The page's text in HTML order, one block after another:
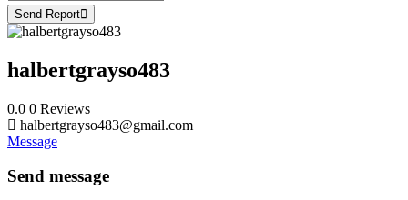
Send Report
halbertgrayso483
0.0 0 Reviews
halbertgrayso483@gmail.com
Message
Send message